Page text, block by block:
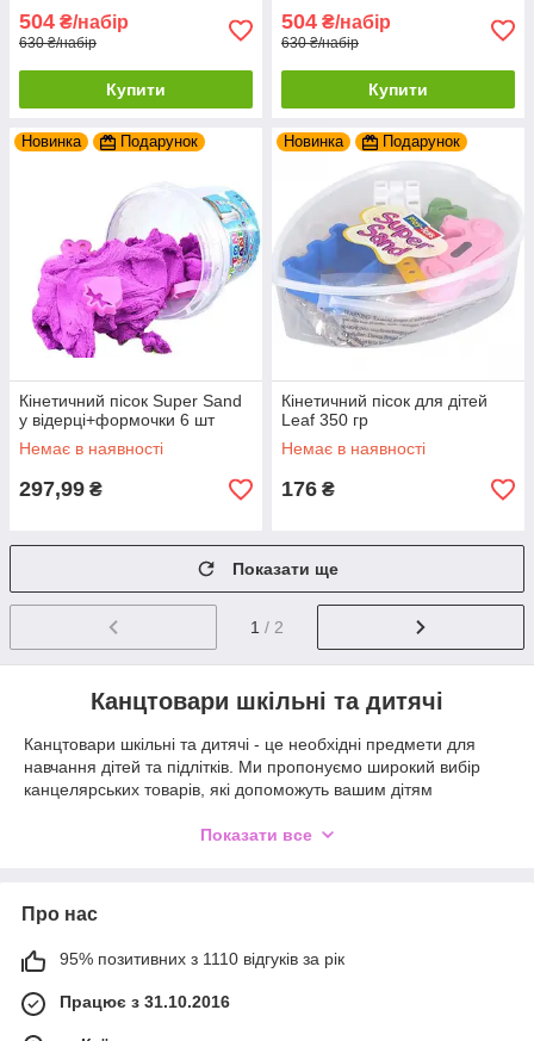
504 ₴/набір
630 ₴/набір
Купити
504 ₴/набір
630 ₴/набір
Купити
Новинка Подарунок
Кінетичний пісок Super Sand
у відерці+формочки 6 шт
Немає в наявності
297,99 ₴
Новинка Подарунок
Кінетичний пісок для дітей
Leaf 350 гр
Немає в наявності
176 ₴
Показати ще
1 / 2
Канцтовари шкільні та дитячі
Канцтовари шкільні та дитячі - це необхідні предмети для
навчання дітей та підлітків. Ми пропонуємо широкий вибір
канцелярських товарів, які допоможуть вашим дітям
У нашому асортименті ви знайдете різні види ручок, олівців,
товари різних виробників, які відомі своєю якістю та
Також ми пропонуємо широкий вибір шкільних приладдя,
таких як рюкзаки, портфелі, альбоми, блокноти, зошити та
багато іншого. Наші товари виготовлені з якісних матеріалів,
щоб ви могли бути впевнені в їх тривалості та безпеці для
Показати все
Про нас
95% позитивних з 1110 відгуків за рік
Працює з 31.10.2016